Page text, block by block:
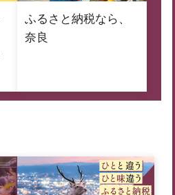
ふるさと納税なら、
奈良